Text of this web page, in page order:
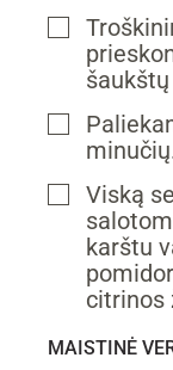
▢
▢
▢
Viską
karštu
citrinos
MAISTINĖ